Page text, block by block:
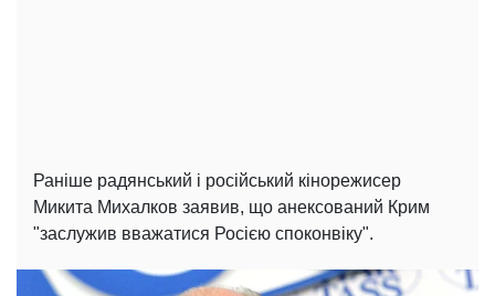
Раніше радянський і російський кінорежисер
Микита Михалков заявив, що анексований Крим
"заслужив вважатися Росією споконвіку".